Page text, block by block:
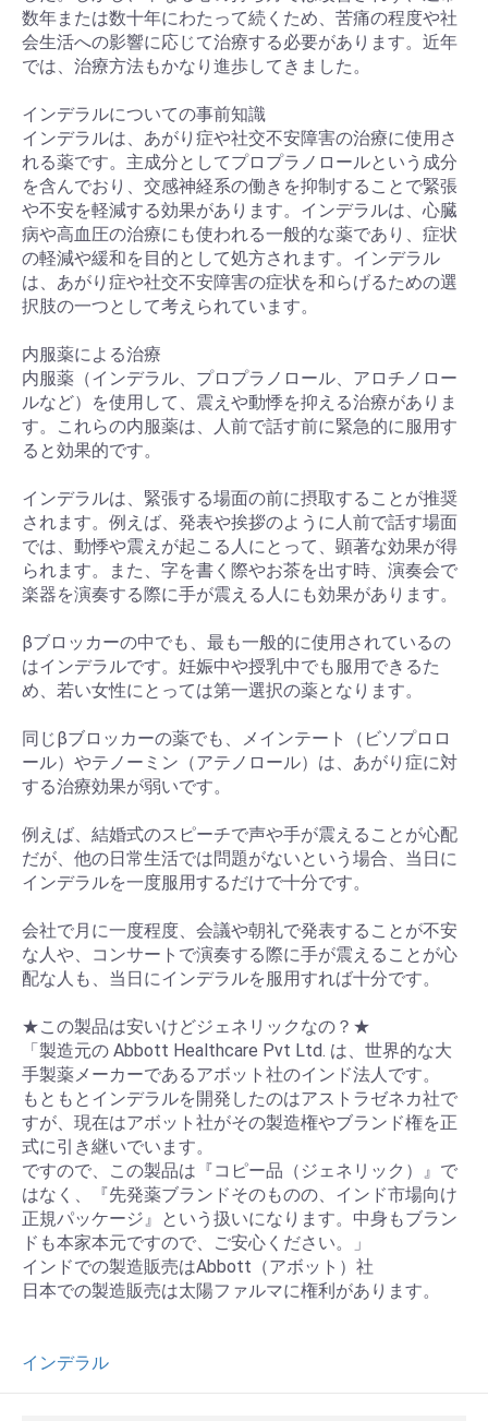
数年または数十年にわたって続くため、苦痛の程度や社
会生活への影響に応じて治療する必要があります。近年
では、治療方法もかなり進歩してきました。
インデラルについての事前知識
インデラルは、あがり症や社交不安障害の治療に使用さ
れる薬です。主成分としてプロプラノロールという成分
を含んでおり、交感神経系の働きを抑制することで緊張
や不安を軽減する効果があります。インデラルは、心臓
病や高血圧の治療にも使われる一般的な薬であり、症状
の軽減や緩和を目的として処方されます。インデラル
は、あがり症や社交不安障害の症状を和らげるための選
択肢の一つとして考えられています。
内服薬による治療
内服薬（インデラル、プロプラノロール、アロチノロー
ルなど）を使用して、震えや動悸を抑える治療がありま
す。これらの内服薬は、人前で話す前に緊急的に服用す
ると効果的です。
インデラルは、緊張する場面の前に摂取することが推奨
されます。例えば、発表や挨拶のように人前で話す場面
では、動悸や震えが起こる人にとって、顕著な効果が得
られます。また、字を書く際やお茶を出す時、演奏会で
楽器を演奏する際に手が震える人にも効果があります。
βブロッカーの中でも、最も一般的に使用されているの
はインデラルです。妊娠中や授乳中でも服用できるた
め、若い女性にとっては第一選択の薬となります。
同じβブロッカーの薬でも、メインテート（ビソプロロ
ール）やテノーミン（アテノロール）は、あがり症に対
する治療効果が弱いです。
例えば、結婚式のスピーチで声や手が震えることが心配
だが、他の日常生活では問題がないという場合、当日に
インデラルを一度服用するだけで十分です。
会社で月に一度程度、会議や朝礼で発表することが不安
な人や、コンサートで演奏する際に手が震えることが心
配な人も、当日にインデラルを服用すれば十分です。
★この製品は安いけどジェネリックなの？★
「製造元の Abbott Healthcare Pvt Ltd. は、世界的な大
手製薬メーカーであるアボット社のインド法人です。
もともとインデラルを開発したのはアストラゼネカ社で
すが、現在はアボット社がその製造権やブランド権を正
式に引き継いでいます。
ですので、この製品は『コピー品（ジェネリック）』で
はなく、『先発薬ブランドそのものの、インド市場向け
正規パッケージ』という扱いになります。中身もブラン
ドも本家本元ですので、ご安心ください。」
インドでの製造販売はAbbott（アボット）社
日本での製造販売は太陽ファルマに権利があります。
インデラル